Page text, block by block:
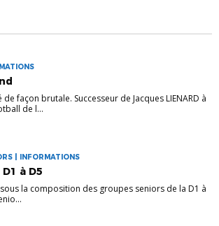
façon brutale. Successeur de Jacques LIENARD à
de l...
| INFORMATIONS
à D5
la composition des groupes seniors de la D1 à